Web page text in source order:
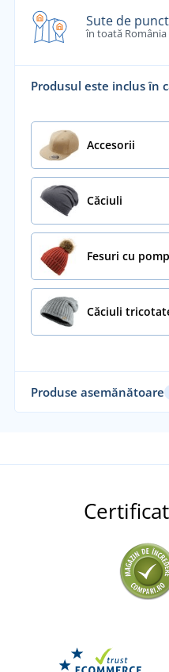
Sute de
în toată România
Produsul este inclus în
Accesorii
Căciuli
Fesuri cu
Căciuli
Produse asemănătoare